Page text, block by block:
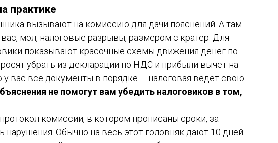
практике
вызывают на комиссию для дачи пояснений. А там
мол, налоговые разрывы, размером с кратер. Для
показывают красочные схемы движения денег по
убрать из декларации по НДС и прибыли вычет на
вас все документы в порядке – налоговая ведет свою
не помогут вам убедить налоговиков в том,
комиссии, в котором прописаны сроки, за
Обычно на весь этот головняк дают 10 дней.